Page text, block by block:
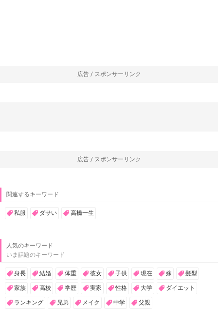
広告 / スポンサーリンク
広告 / スポンサーリンク
関連するキーワード
私服 ダサい 高橋一生
人気のキーワード
いま話題のキーワード
身長 結婚 体重 彼女 子供 現在 嫁 髪型
家族 高校 学歴 実家 性格 大学 ダイエット
ランキング 兄弟 メイク 中学 父親